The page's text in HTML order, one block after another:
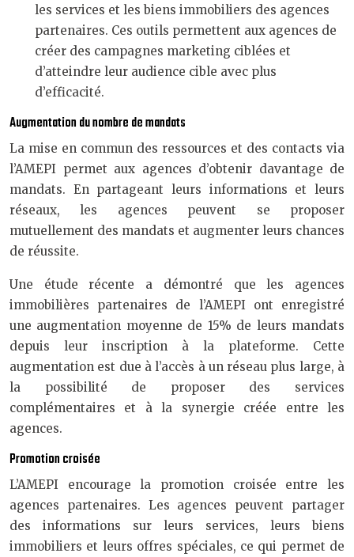
les services et les biens immobiliers des agences
partenaires. Ces outils permettent aux agences de
créer des campagnes marketing ciblées et
d’atteindre leur audience cible avec plus
d’efficacité.
Augmentation du nombre de mandats
La mise en commun des ressources et des contacts via
l’AMEPI permet aux agences d’obtenir davantage de
mandats. En partageant leurs informations et leurs
réseaux, les agences peuvent se proposer
mutuellement des mandats et augmenter leurs chances
de réussite.
Une étude récente a démontré que les agences
immobilières partenaires de l’AMEPI ont enregistré
une augmentation moyenne de 15% de leurs mandats
depuis leur inscription à la plateforme. Cette
augmentation est due à l’accès à un réseau plus large, à
la possibilité de proposer des services
complémentaires et à la synergie créée entre les
agences.
Promotion croisée
L’AMEPI encourage la promotion croisée entre les
agences partenaires. Les agences peuvent partager
des informations sur leurs services, leurs biens
immobiliers et leurs offres spéciales, ce qui permet de